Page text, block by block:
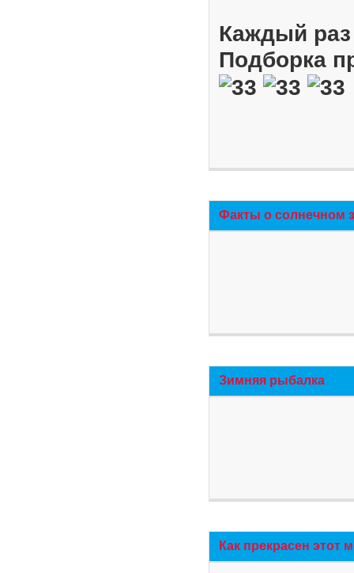
Каждый
Подборка
Факты о солнечном
Зимняя рыбалка
Как прекрасен этот